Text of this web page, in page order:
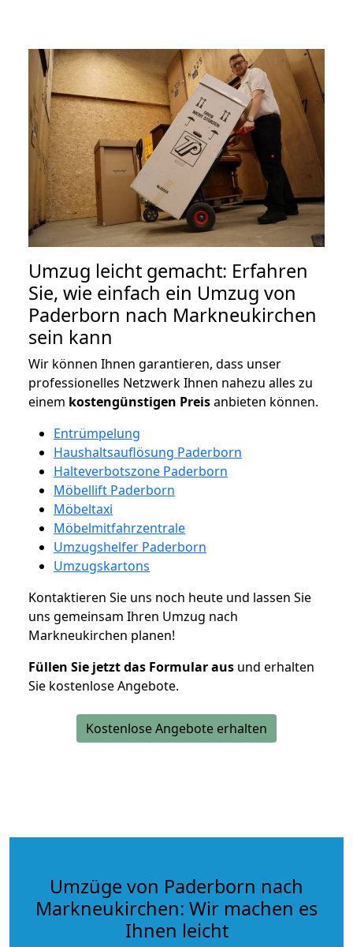
Umzug leicht gemacht: Erfahren
Sie, wie einfach ein Umzug von
Paderborn nach Markneukirchen
sein kann
Wir können Ihnen garantieren, dass unser
professionelles Netzwerk Ihnen nahezu alles zu
einem kostengünstigen Preisanbieten können.
Entrümpelung
Haushaltsauflösung Paderborn
Halteverbotszone Paderborn
Möbellift Paderborn
Möbeltaxi
Möbelmitfahrzentrale
Umzugshelfer Paderborn
Umzugskartons
Kontaktieren Sie uns noch heute und lassen Sie
uns gemeinsam Ihren Umzug nach
Markneukirchen planen!
Füllen Sie jetzt das Formular aus und erhalten
Sie kostenlose Angebote.
Kostenlose Angebote erhalten
Umzüge von Paderborn nach
Markneukirchen: Wir machen es
Ihnen leicht